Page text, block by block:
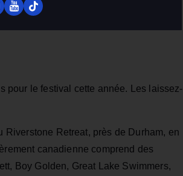
pour le festival cette année. Les laissez-
Riverstone Retreat, près de Durham, en
canadienne comprend des
Boy Golden, Great Lake Swimmers,